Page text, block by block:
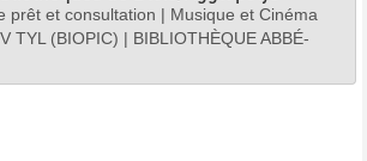
prêt et consultation | Musique et Cinéma
TYL (BIOPIC) | BIBLIOTHÈQUE ABBÉ-